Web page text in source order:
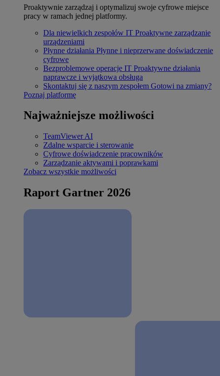
Proaktywnie zarządzaj i optymalizuj swoje cyfrowe miejsce
pracy w ramach jednej platformy.
Dla niewielkich zespołów IT Proaktywne zarządzanie
urządzeniami
Płynne działania Płynne i nieprzerwane doświadczenie
cyfrowe
Bezproblemowe operacje IT Proaktywne działania
naprawcze i wyjątkowa obsługa
Skontaktuj się z naszym zespołem Gotowi na zmiany?
Poznaj platformę
Najważniejsze możliwości
TeamViewer AI
Zdalne wsparcie i sterowanie
Cyfrowe doświadczenie pracowników
Zarządzanie aktywami i poprawkami
Zobacz wszystkie możliwości
Raport Gartner 2026